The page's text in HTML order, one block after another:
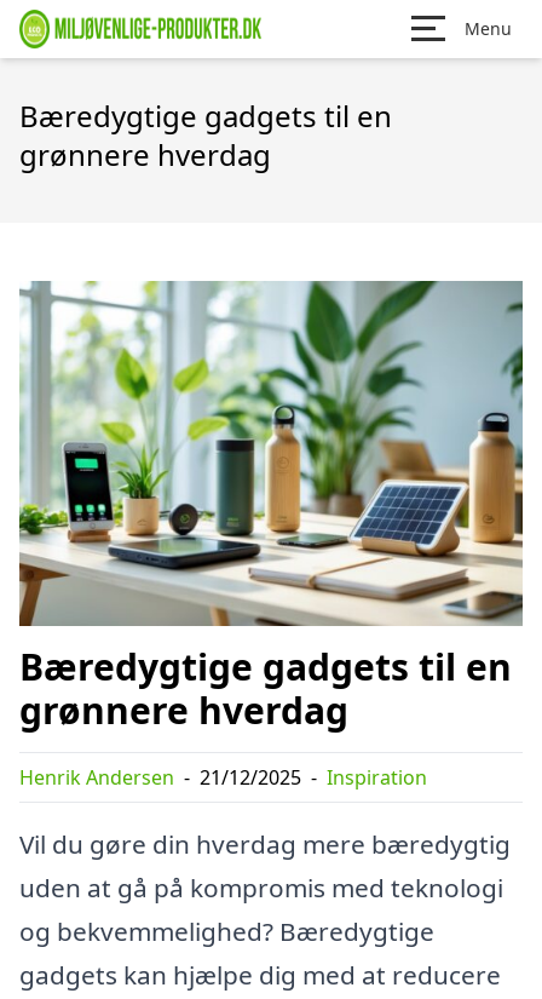
Menu
Bæredygtige gadgets til en
grønnere hverdag
Bæredygtige gadgets til en
grønnere hverdag
Henrik Andersen - 21/12/2025 - Inspiration
Vil du gøre din hverdag mere bæredygtig
uden at gå på kompromis med teknologi
og bekvemmelighed? Bæredygtige
gadgets kan hjælpe dig med at reducere